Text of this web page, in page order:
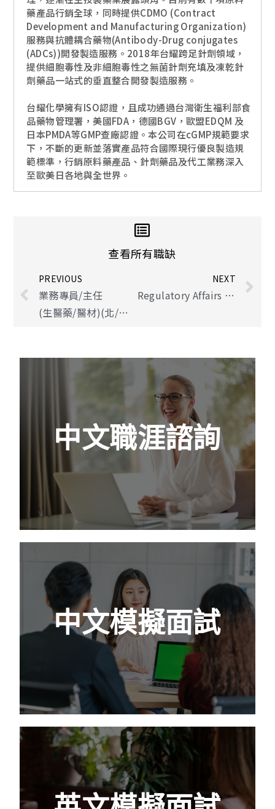
藥產品行銷全球，同時提供CDMO (Contract
Development and Manufacturing Organization)
服務與抗體耦合藥物(Antibody-Drug conjugates
(ADCs))開發製造服務。2018年台耀跨足針劑領域，
提供細胞毒性及非細胞毒性之無菌針劑充填及凍乾針
劑藥品一站式的垂直整合開發製造服務。
台耀化學擁有ISO認證，且成功通過台灣衛生福利部食
品藥物管理署，美國FDA，德國BGV，歐盟EDQM 及
日本PMDA等GMP查廠認證。本公司在cGMP規範要求
下，不斷的更新並落實產品符合國際現行優良製造規
範標準，行銷原料藥產品、針劑藥品及代工業務深入
至歐美日各地與全世界。
查看所有職缺
PREVIOUS
業務專員/主任
(生醫藥/醫材)(北/中/南區)
NEXT
Regulatory Affairs (法規/管制事務，無經驗可)
中文職涯諮詢
中文職涯諮詢
如果你是剛畢業的新鮮人，可能對於未來可以
從事的領域沒有太多概念及想法。生技醫藥產
業界非常廣闊，你需要聽聽業界專家的建議，
除了豐富自己的眼界，也能提早確定目標。
中文模擬面試
中文模擬面試
一個好的自我介紹將在後續與面試官的Q&A環
節中佔據主動且有力的位置。我們會教你如何
找出過往經驗及職缺的關聯性，比較出和其他
人選不同的地方好好包裝。
查看更多
英文模擬面試
英文口說總是好緊張，尤其使用自己不熟悉的
語言，說起話來肯定會語無倫次，更何況是要